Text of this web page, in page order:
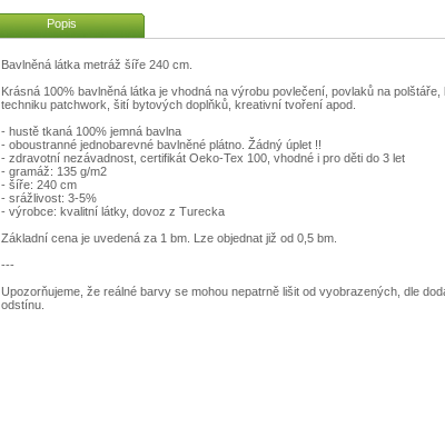
Popis
Bavlněná látka metráž šíře 240 cm.
Krásná 100% bavlněná látka je vhodná na výrobu povlečení, povlaků na
techniku patchwork, šití bytových doplňků, kreativní tvoření apod.
- hustě tkaná 100% jemná bavlna
- oboustranné jednobarevné bavlněné plátno. Žádný úplet !!
- zdravotní nezávadnost, certifikát Oeko-Tex 100, vhodné i pro děti do 3 let
- gramáž: 135 g/m2
- šíře: 240 cm
- srážlivost: 3-5%
- výrobce: kvalitní látky, dovoz z Turecka
Základní cena je uvedená za 1 bm. Lze objednat již od 0,5 bm.
---
Upozorňujeme, že reálné barvy se mohou nepatrně lišit od vyobrazených, dle
odstínu.